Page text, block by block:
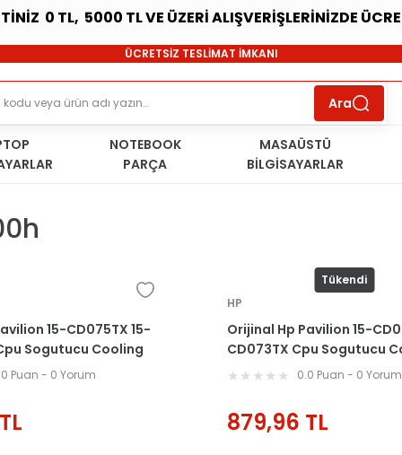
0 TL, 5000 TL VE ÜZERİ ALIŞVERİŞLERİNİZDE
ÜCRETSİZ TESLİMAT İMKANI
ÜCRETSİZ TESLİMAT İMKANI
KOŞULSUZ İADE HAKKI
SÜRDÜRÜLEBİLİR ÜRÜNLER
Ara
NOTEBOOK
PARÇA
MASAÜSTÜ
BİLGİSAYARLAR
15-CD075TX 15-
Sogutucu Cooling
Puan - 0 Yorum
Tükendi
HP
Orijinal Hp Pavilion 15-
CD073TX Cpu Sogutucu
Fan
0.0 Puan - 0 Yorum
879,96 TL